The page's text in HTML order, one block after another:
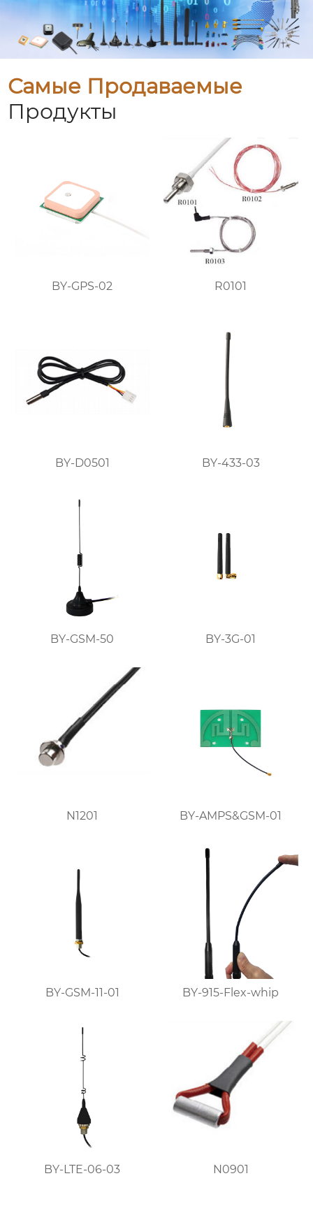
Самые Продаваемые
Продукты
BY-GPS-02 R0101
BY-D0501 BY-433-03
BY-GSM-50 BY-3G-01
N1201 BY-AMPS&GSM-01
BY-GSM-11-01 BY-915-Flex-whip
BY-LTE-06-03 N0901